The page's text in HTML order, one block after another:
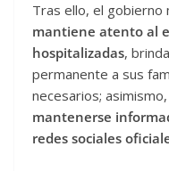
Tras ello, el gobierno
mantiene atento al
hospitalizadas,
permanente a sus
necesarios; asimismo,
mantenerse
redes sociales